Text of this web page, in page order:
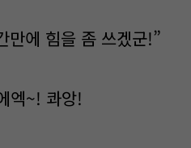
만에 힘을 좀 쓰겠군!”
엑~! 콰앙!